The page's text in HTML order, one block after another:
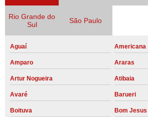
Rio Grande do
Sul
São Paulo
Aguaí Americana
Amparo Araras
Artur Nogueira Atibaia
Avaré Barueri
Boituva Bom